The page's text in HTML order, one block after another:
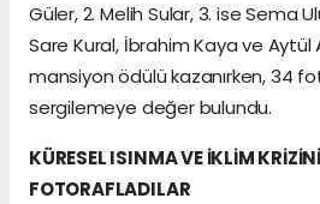
Güler, 2. Melih Sular, 3. ise Sema
Sare Kural, İbrahim Kaya ve
mansiyon ödülü kazanırken, 34
sergilemeye değer bulundu.
KÜRESEL ISINMA VE İKLİM
FOTORAFLADILAR